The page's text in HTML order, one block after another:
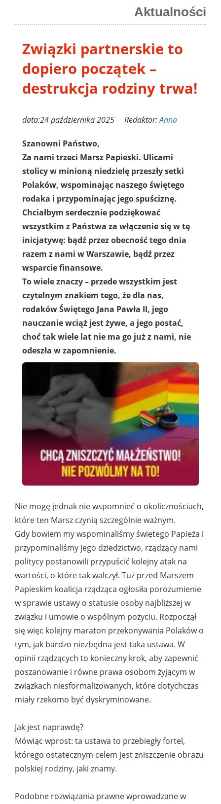
Aktualności
Związki partnerskie to
dopiero początek –
destrukcja rodziny trwa!
data:24 października 2025 Redaktor:Anna
Szanowni Państwo,
Za nami trzeci Marsz Papieski. Ulicami
stolicy w minioną niedzielę przeszły setki
Polaków, wspominając naszego świętego
rodaka i przypominając jego spuściznę.
Chciałbym serdecznie podziękować
wszystkim z Państwa za włączenie się w tę
inicjatywę: bądź przez obecność tego dnia
razem z nami w Warszawie, bądź przez
wsparcie finansowe.
To wiele znaczy – przede wszystkim jest
czytelnym znakiem tego, że dla nas,
rodaków Świętego Jana Pawła II, jego
nauczanie wciąż jest żywe, a jego postać,
choć tak wiele lat nie ma go już z nami, nie
odeszła w zapomnienie.
Nie mogę jednak nie wspomnieć o okolicznościach,
które ten Marsz czynią szczególnie ważnym.
Gdy bowiem my wspominaliśmy świętego Papieża i
przypominaliśmy jego dziedzictwo, rządzący nami
politycy postanowili przypuścić kolejny atak na
wartości, o które tak walczył. Tuż przed Marszem
Papieskim koalicja rządząca ogłosiła porozumienie
w sprawie ustawy o statusie osoby najbliższej w
związku i umowie o wspólnym pożyciu. Rozpoczął
się więc kolejny maraton przekonywania Polaków o
tym, jak bardzo niezbędna jest taka ustawa. W
opinii rządzących to konieczny krok, aby zapewnić
poszanowanie i równe prawa osobom żyjącym w
związkach niesformalizowanych, które dotychczas
miały rzekomo być dyskryminowane.
Jak jest naprawdę?
Mówiąc wprost: ta ustawa to przebiegły fortel,
którego ostatecznym celem jest zniszczenie obrazu
polskiej rodziny, jaki znamy.
Podobne rozwiązania prawne wprowadzane w